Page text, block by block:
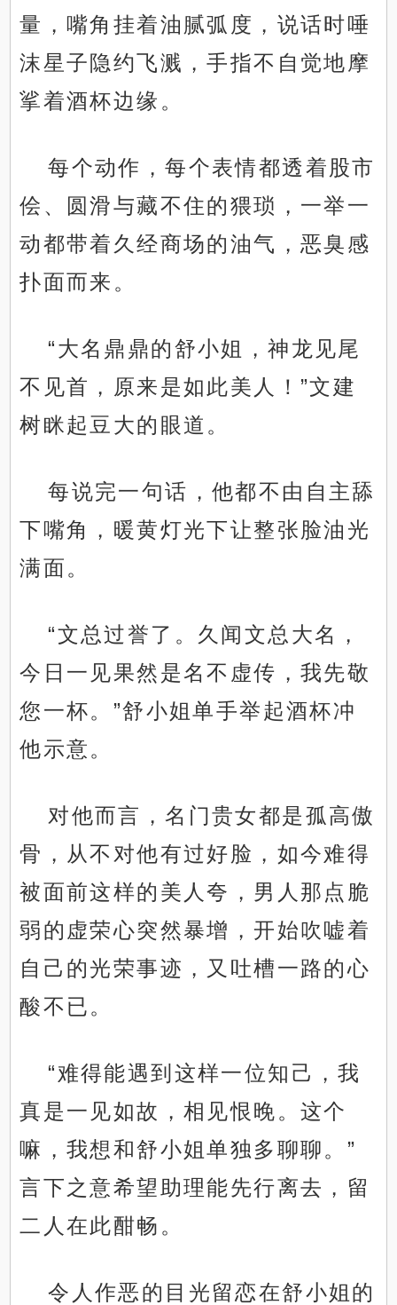
量，嘴角挂着油腻弧度，说话时唾
沫星子隐约飞溅，手指不自觉地摩
挲着酒杯边缘。
每个动作，每个表情都透着股市
侩、圆滑与藏不住的猥琐，一举一
动都带着久经商场的油气，恶臭感
扑面而来。
“大名鼎鼎的舒小姐，神龙见尾
不见首，原来是如此美人！”文建
树眯起豆大的眼道。
每说完一句话，他都不由自主舔
下嘴角，暖黄灯光下让整张脸油光
满面。
“文总过誉了。久闻文总大名，
今日一见果然是名不虚传，我先敬
您一杯。”舒小姐单手举起酒杯冲
他示意。
对他而言，名门贵女都是孤高傲
骨，从不对他有过好脸，如今难得
被面前这样的美人夸，男人那点脆
弱的虚荣心突然暴增，开始吹嘘着
自己的光荣事迹，又吐槽一路的心
酸不已。
“难得能遇到这样一位知己，我
真是一见如故，相见恨晚。这个
嘛，我想和舒小姐单独多聊聊。”
言下之意希望助理能先行离去，留
二人在此酣畅。
令人作恶的目光留恋在舒小姐的